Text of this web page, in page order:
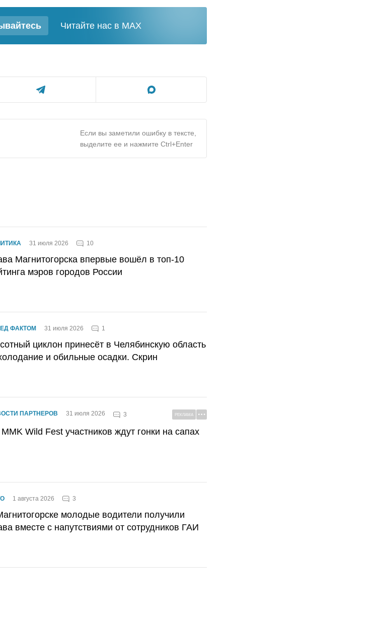
Читайте нас в MAX
Если вы заметили ошибку в тексте,
выделите ее и нажмите Ctrl+Enter
31 июля 2026 10
Магнитогорска впервые вошёл в топ-10
мэров городов России
ФАКТОМ 31 июля 2026 1
циклон принесёт в Челябинскую область
и обильные осадки. Скрин
ПАРТНЕРОВ 31 июля 2026 3 РЕКЛАМА
Wild Fest участников ждут гонки на сапах
1 августа 2026 3
молодые водители получили
вместе с напутствиями от сотрудников ГАИ